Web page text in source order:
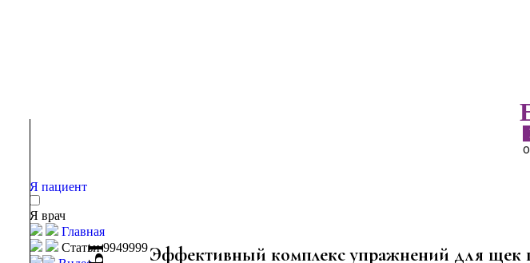
Я пациент
Я врач
Главная
Статьи 9949999
ы Эффективный комплекс упражнений для щек